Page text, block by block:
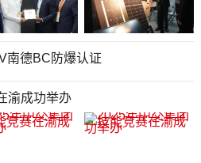
南德BC防爆认证
渝成功举办